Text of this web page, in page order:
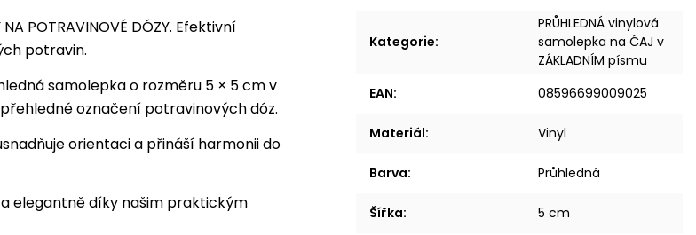
NA POTRAVINOVÉ DÓZY. Efektivní
potravin.
samolepka o rozměru 5 × 5 cm v
označení potravinových dóz.
orientaci a přináší harmonii do
elegantně díky našim praktickým
Kategorie:
PRŮHLEDNÁ vinylová
samolepka na ĆAJ v
ZÁKLADNÍM písmu
EAN: 08596699009025
Materiál: Vinyl
Barva: Průhledná
Šířka: 5 cm